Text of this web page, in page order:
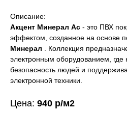
Описание:
Акцент Минерал Ас - это ПВХ
эффектом, созданное на основе
Минерал . Коллекция
электронным оборудованием, где
безопасность людей и
электронной техники.
Цена: 940 р/м2
Характеристики